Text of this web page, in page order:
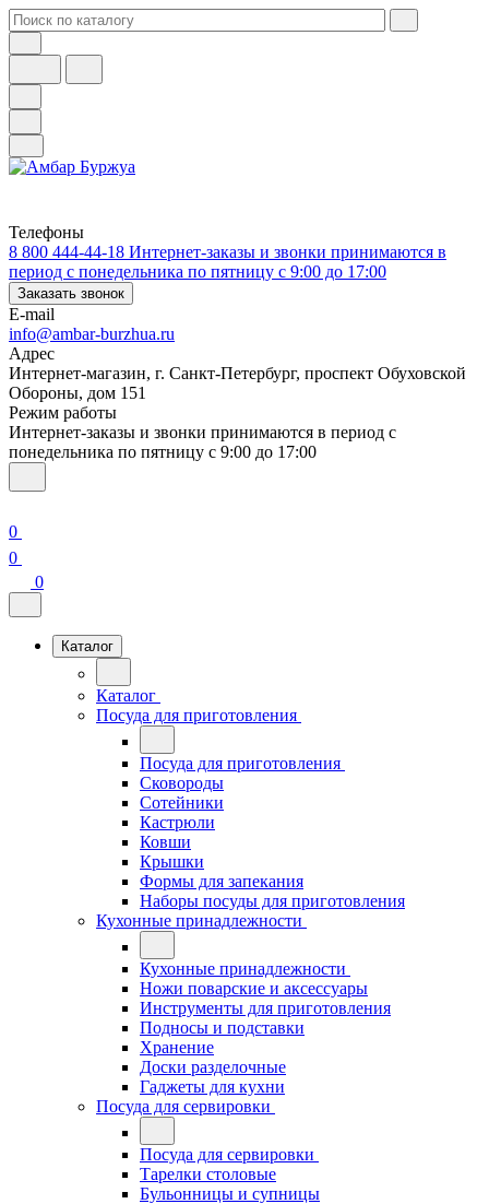
Телефоны
8 800 444-44-18 Интернет-заказы и звонки принимаются в
период с понедельника по пятницу с 9:00 до 17:00
Заказать звонок
E-mail
info@ambar-burzhua.ru
Адрес
Интернет-магазин, г. Санкт-Петербург, проспект Обуховской
Обороны, дом 151
Режим работы
Интернет-заказы и звонки принимаются в период с
понедельника по пятницу с 9:00 до 17:00
0
0
0
Каталог
Каталог
Посуда для приготовления
Посуда для приготовления
Сковороды
Сотейники
Кастрюли
Ковши
Крышки
Формы для запекания
Наборы посуды для приготовления
Кухонные принадлежности
Кухонные принадлежности
Ножи поварские и аксессуары
Инструменты для приготовления
Подносы и подставки
Хранение
Доски разделочные
Гаджеты для кухни
Посуда для сервировки
Посуда для сервировки
Тарелки столовые
Бульонницы и супницы